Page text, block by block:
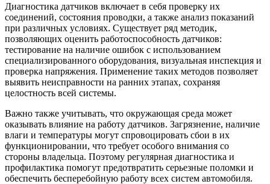
Диагностика датчиков включает в себя проверку их
соединений, состояния проводки, а также анализ показаний
при различных условиях. Существует ряд методик,
позволяющих оценить работоспособность датчиков:
тестирование на наличие ошибок с использованием
специализированного оборудования, визуальная инспекция и
проверка напряжения. Применение таких методов позволяет
выявить неисправности на ранних этапах, сохраняя
целостность всей системы.
Важно также учитывать, что окружающая среда может
оказывать влияние на работу датчиков. Загрязнение, наличие
влаги и температуры могут спровоцировать сбои в их
функционировании, что требует особого внимания со
стороны владельца. Поэтому регулярная диагностика и
профилактика помогут предотвратить серьезные поломки и
обеспечить бесперебойную работу всех систем автомобиля.